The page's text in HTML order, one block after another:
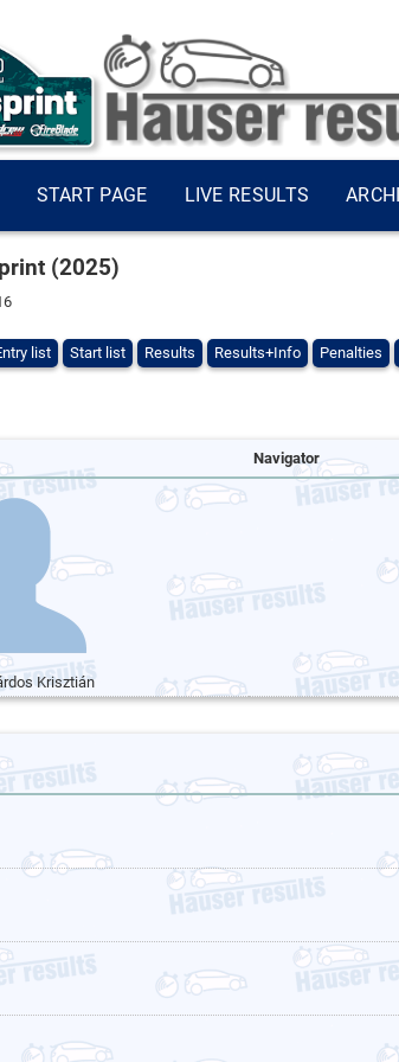
START PAGE LIVE RESULTS
(2025)
list Start list Results Results+Info Penalties
Navigator
Krisztián